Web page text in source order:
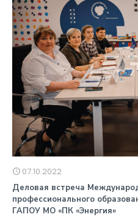
07.10.2022
Деловая встреча
профессионального
ГАПОУ МО «ПК «Энергия»